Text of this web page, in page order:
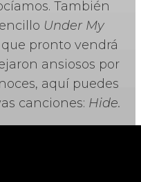
También
Under My
pronto vendrá
ansiosos por
aquí puedes
canciones: Hide.